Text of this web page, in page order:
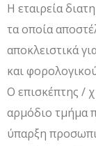
Η εταιρεία
τα οποία
αποκλειστικά
και
Ο επισκέπτης /
αρμόδιο τμήμα
ύπαρξη